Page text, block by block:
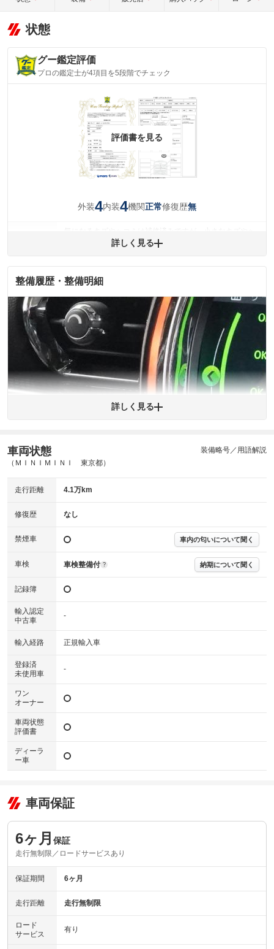
状態
グー鑑定評価
プロの鑑定士が4項目を5段階でチェック
評価書を見る
外装4内装4機関正常修復歴無
コミが残っています。
内装
(内装状態)
気になる汚れ等が、部分的にあります。
機関 主要機関に不具合はありません。
修復歴 詳細は鑑定書をご確認ください。
※グー鑑定は保証サービスではございません。購入時は必ず現車をご確認
下さい。
※実際にお渡しするコンディションチェックシートにつきましては、形式
および表示項目が異なる場合がございます。
す。車両情報等の詳細は各販売店へお問い合わせ下さい。
詳しく見る
整備履歴・整備明細
拡大
車載コンピューター内に、正規ディーラーでの整備履歴が記録されていま
※購入時は必ず現車をご確認下さい。
詳しく見る
車両状態
（ＭＩＮＩＭＩＮＩ 東京都）
装備略号／用語解説
走行距離 4.1万km
修復歴 なし
禁煙車 車内の匂いについて聞く
車検 車検整備付 ? 納期について聞く
記録簿
輸入認定
中古車
-
輸入経路 正規輸入車
登録済
未使用車
-
ワン
オーナー
車両状態
評価書
ディーラ
ー車
車両保証
6ヶ月 保証
走行無制限／ロードサービスあり
保証期間 6ヶ月
走行距離 走行無制限
ロード
サービス
有り